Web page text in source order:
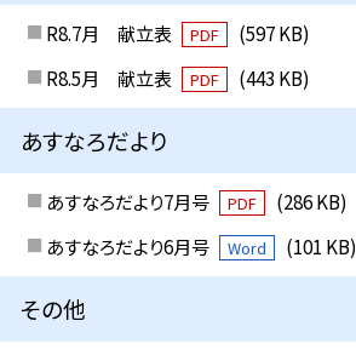
R8.7月 献立表 PDF
(597 KB)
R8.5月 献立表
PDF (443 KB)
あすなろだより
あすなろだより7月号 PDF
(286 KB)
あすなろだより6月号
Word (101 KB)
その他